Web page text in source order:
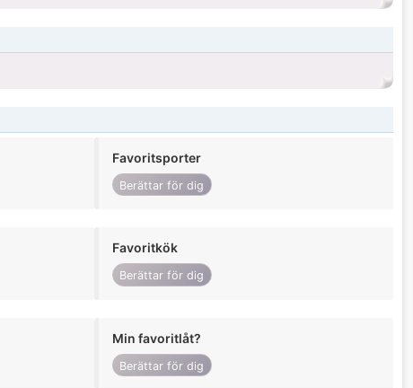
Favoritsporter
Berättar för dig
Favoritkök
Berättar för dig
Min favoritlåt?
Berättar för dig